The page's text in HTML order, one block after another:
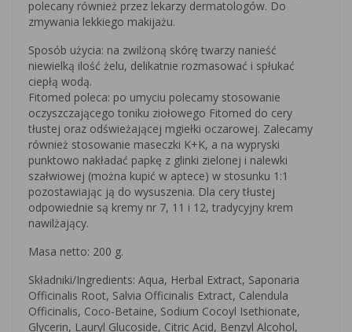
polecany również przez lekarzy dermatologów. Do
zmywania lekkiego makijażu.
Sposób użycia: na zwilżoną skórę twarzy nanieść
niewielką ilość żelu, delikatnie rozmasować i spłukać
ciepłą wodą.
Fitomed poleca: po umyciu polecamy stosowanie
oczyszczającego toniku ziołowego Fitomed do cery
tłustej oraz odświeżającej mgiełki oczarowej. Zalecamy
również stosowanie maseczki K+K, a na wypryski
punktowo nakładać papkę z glinki zielonej i nalewki
szałwiowej (można kupić w aptece) w stosunku 1:1
pozostawiając ją do wysuszenia. Dla cery tłustej
odpowiednie są kremy nr 7, 11 i 12, tradycyjny krem
nawilżający.
Masa netto: 200 g.
Składniki/Ingredients: Aqua, Herbal Extract, Saponaria
Officinalis Root, Salvia Officinalis Extract, Calendula
Officinalis, Coco-Betaine, Sodium Cocoyl Isethionate,
Glycerin, Lauryl Glucoside, Citric Acid, Benzyl Alcohol,